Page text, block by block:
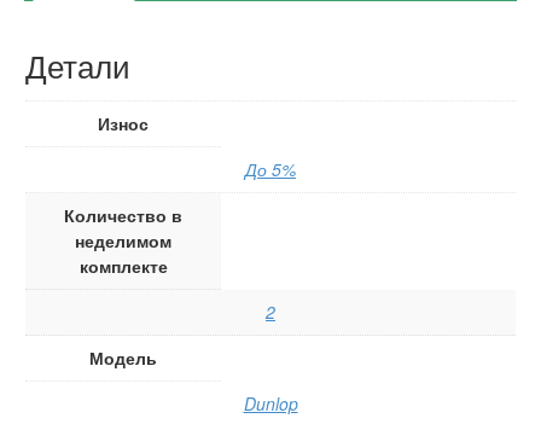
Детали
Износ
До 5%
Количество в
неделимом
комплекте
2
Модель
Dunlop